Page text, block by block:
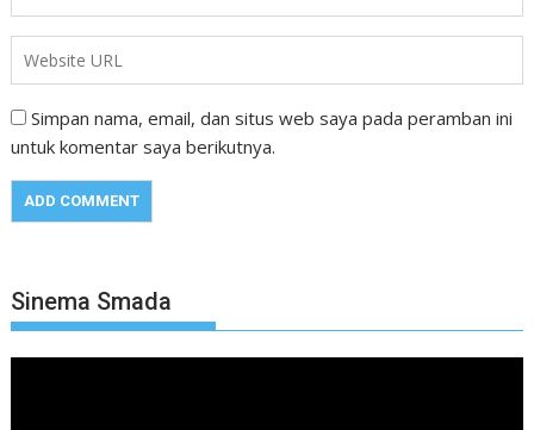
Simpan nama, email, dan situs web saya pada peramban ini
untuk komentar saya berikutnya.
Sinema Smada